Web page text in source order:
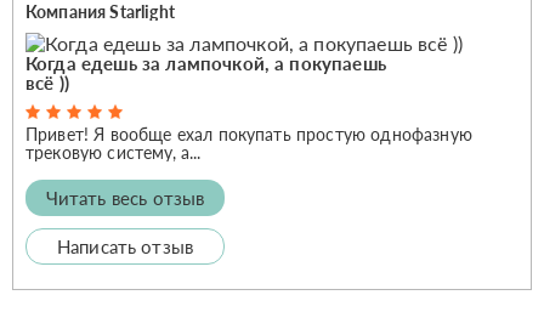
Компания Starlight
Когда едешь за лампочкой, а покупаешь
всё ))
Привет! Я вообще ехал покупать простую однофазную
трековую систему, а...
Читать весь отзыв
Написать отзыв